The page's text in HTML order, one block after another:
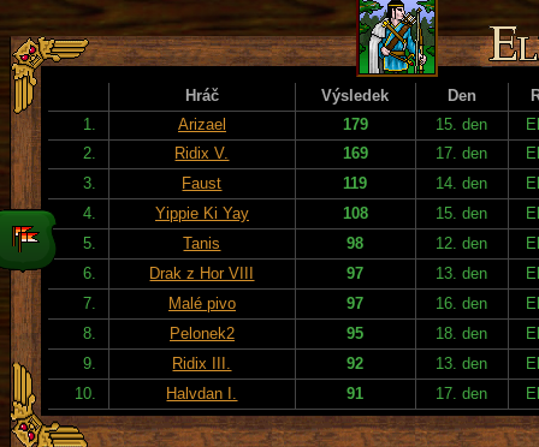
Hráč Výsledek Den
1.
Arizael 179 15. den
2.
Ridix V. 169 17. den
3.
Faust 119 14. den
4.
Yippie Ki Yay 108 15. den
5.
Tanis 98 12. den
6.
Drak z Hor VIII 97 13. den
7.
Malé pivo 97 16. den
8.
Pelonek2 95 18. den
9.
Ridix III. 92 13. den
10.
Halvdan I. 91 17. den